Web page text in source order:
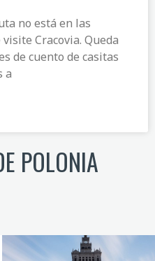
no está en las
Cracovia. Queda
de cuento de casitas
a
POLONIA